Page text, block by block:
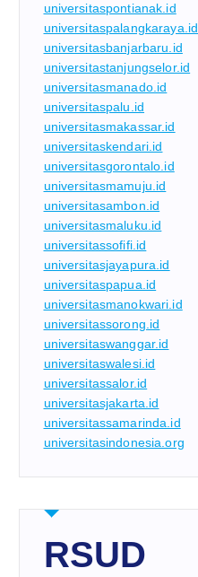
universitaspontianak.id
universitaspalangkaraya.id
universitasbanjarbaru.id
universitastanjungselor.id
universitasmanado.id
universitaspalu.id
universitasmakassar.id
universitaskendari.id
universitasgorontalo.id
universitasmamuju.id
universitasambon.id
universitasmaluku.id
universitassofifi.id
universitasjayapura.id
universitaspapua.id
universitasmanokwari.id
universitassorong.id
universitaswanggar.id
universitaswalesi.id
universitassalor.id
universitasjakarta.id
universitassamarinda.id
universitasindonesia.org
RSUD